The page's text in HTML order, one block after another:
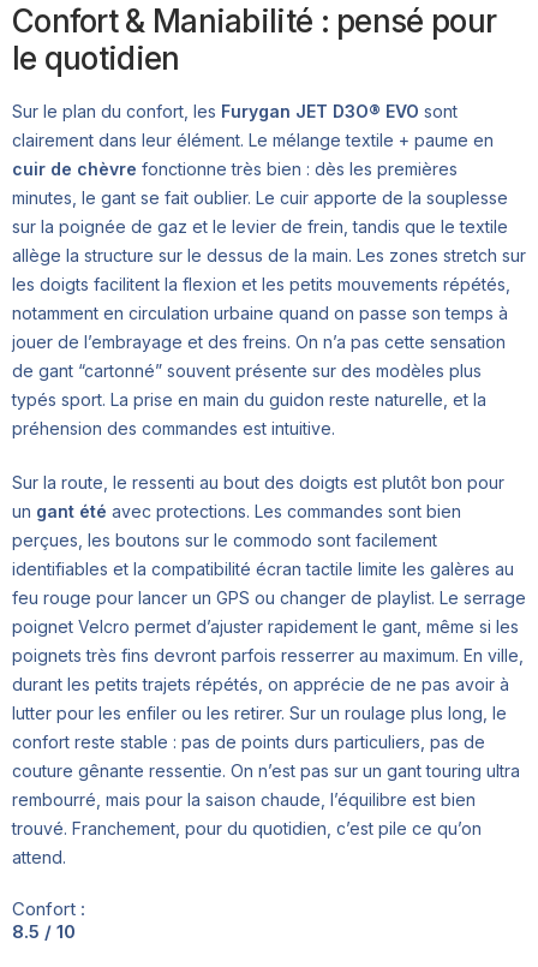
Confort & Maniabilité : pensé pour
le quotidien
Sur le plan du confort, les Furygan JET D3O® EVO sont
clairement dans leur élément. Le mélange textile + paume en
cuir de chèvre fonctionne très bien : dès les premières
minutes, le gant se fait oublier. Le cuir apporte de la souplesse
sur la poignée de gaz et le levier de frein, tandis que le textile
allège la structure sur le dessus de la main. Les zones stretch sur
les doigts facilitent la flexion et les petits mouvements répétés,
notamment en circulation urbaine quand on passe son temps à
jouer de l’embrayage et des freins. On n’a pas cette sensation
de gant “cartonné” souvent présente sur des modèles plus
typés sport. La prise en main du guidon reste naturelle, et la
préhension des commandes est intuitive.
Sur la route, le ressenti au bout des doigts est plutôt bon pour
un gant été avec protections. Les commandes sont bien
perçues, les boutons sur le commodo sont facilement
identifiables et la compatibilité écran tactile limite les galères au
feu rouge pour lancer un GPS ou changer de playlist. Le serrage
poignet Velcro permet d’ajuster rapidement le gant, même si les
poignets très fins devront parfois resserrer au maximum. En ville,
durant les petits trajets répétés, on apprécie de ne pas avoir à
lutter pour les enfiler ou les retirer. Sur un roulage plus long, le
confort reste stable : pas de points durs particuliers, pas de
couture gênante ressentie. On n’est pas sur un gant touring ultra
rembourré, mais pour la saison chaude, l’équilibre est bien
trouvé. Franchement, pour du quotidien, c’est pile ce qu’on
attend.
Confort :
8.5 / 10